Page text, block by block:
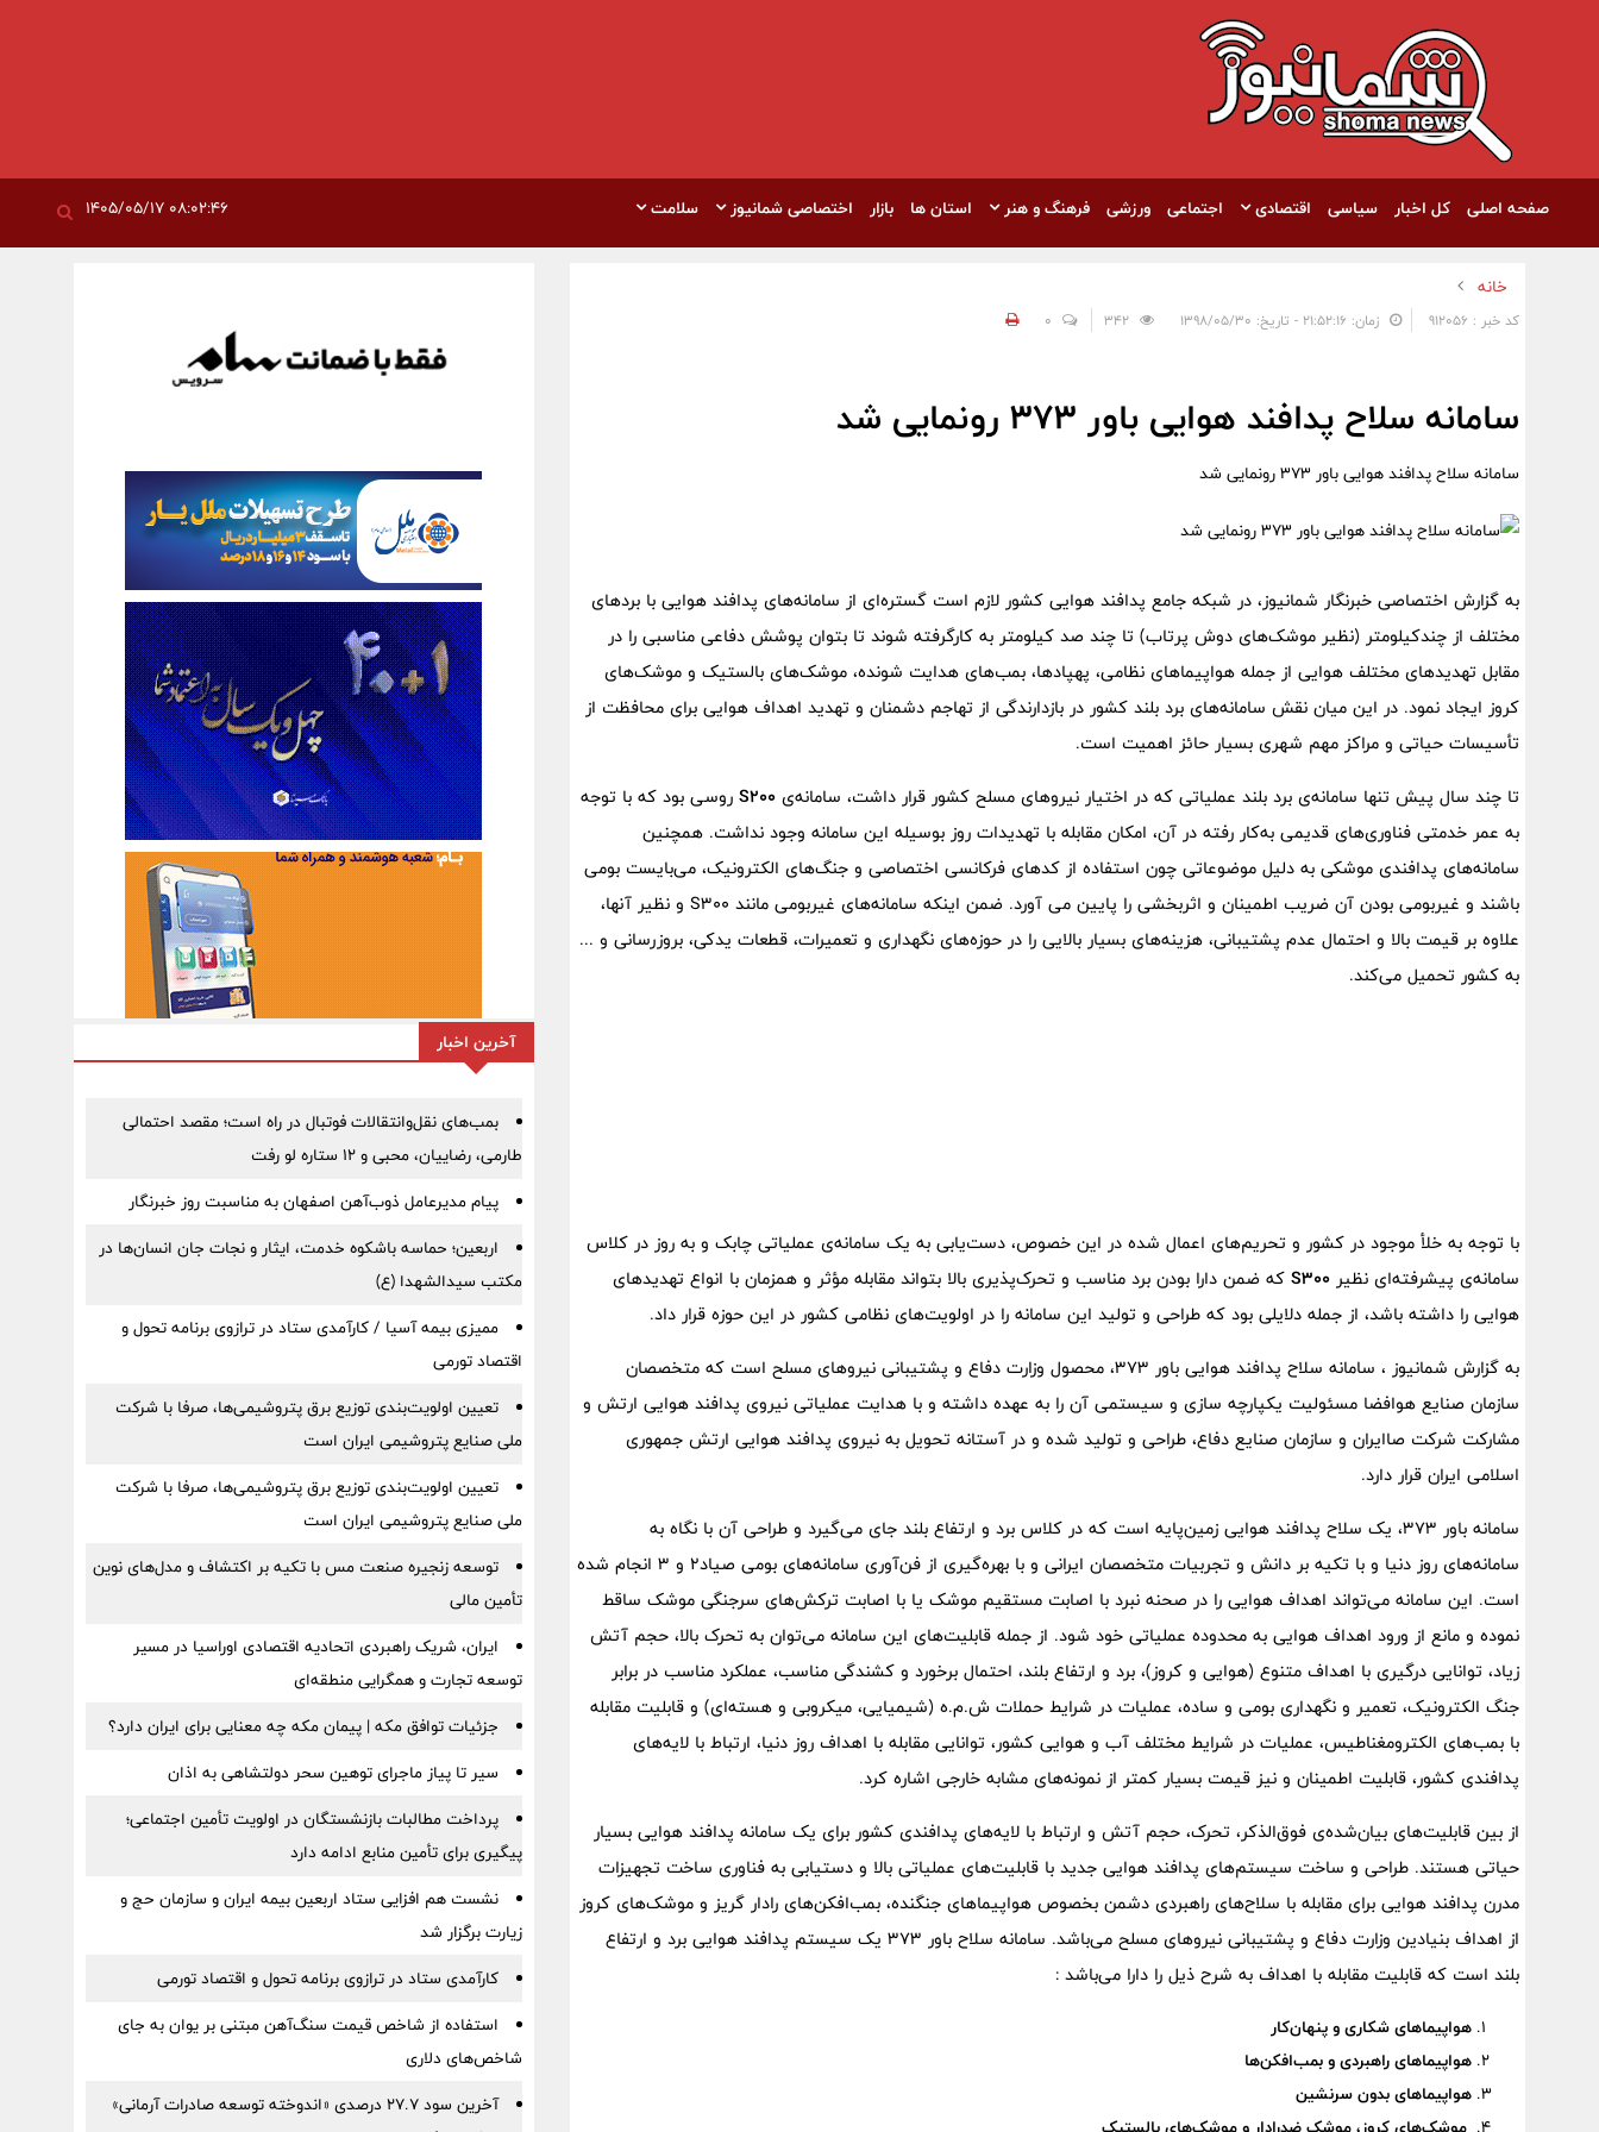
صفحه اصلی کل اخبار سیاسی اقتصادی اجتماعی ورزشی فرهنگ و هنر استان ها بازار اختصاصی شمانیوز سلامت
خانه
کد خبر : 912056 زمان: ۲۱:۵۲:۱۶ - تاریخ: ۱۳۹۸/۰۵/۳۰ 0
سامانه سلاح پدافند هوایی باور 373 رونمایی شد
سامانه سلاح پدافند هوایی باور 373 رونمایی شد
به گزارش اختصاصی خبرنگار شمانیوز، در شبکه جامع پدافند هوایی کشور لازم است گستره‌ای از سامانه‌های پدافند هوایی با بردهای
مختلف از چندکیلومتر (نظیر موشک‌های دوش پرتاب) تا چند صد کیلومتر به کارگرفته شوند تا بتوان پوشش دفاعی مناسبی را در
مقابل تهدیدهای مختلف هوایی از جمله هواپیماهای نظامی، پهپادها، بمب‌های هدایت شونده، موشک‌های بالستیک و موشک‌های
کروز ایجاد نمود. در این میان نقش سامانه‌های برد بلند کشور در بازدارندگی از تهاجم دشمنان و تهدید اهداف هوایی برای محافظت از
تأسیسات حیاتی و مراکز مهم شهری بسیار حائز اهمیت است.
تا چند سال پیش تنها سامانه‌ی برد بلند عملیاتی که در اختیار نیروهای مسلح کشور قرار داشت، سامانه‌ی S200 روسی بود که با توجه
به عمر خدمتی فناوری‌های قدیمی به‌کار رفته در آن، امکان مقابله با تهدیدات روز بوسیله این سامانه وجود نداشت. همچنین
سامانه‌های پدافندی موشکی به دلیل موضوعاتی چون استفاده از کدهای فرکانسی اختصاصی و جنگ‌های الکترونیک، می‌بایست بومی
باشند و غیربومی بودن آن ضریب اطمینان و اثربخشی را پایین می آورد. ضمن اینکه سامانه‌های غیربومی مانند S300 و نظیر آنها،
علاوه بر قیمت بالا و احتمال عدم پشتیبانی، هزینه‌های بسیار بالایی را در حوزه‌های نگهداری و تعمیرات، قطعات یدکی، بروزرسانی و ...
به کشور تحمیل می‌کند.
با توجه به خلأ موجود در کشور و تحریم‌های اعمال شده در این خصوص، دست‌یابی به یک سامانه‌ی عملیاتی چابک و به روز در کلاس
سامانه‌ی پیشرفته‌ای نظیر S300 که ضمن دارا بودن برد مناسب و تحرک‌پذیری بالا بتواند مقابله مؤثر و همزمان با انواع تهدیدهای
هوایی را داشته باشد، از جمله دلایلی بود که طراحی و تولید این سامانه را در اولویت‌های نظامی کشور در این حوزه قرار داد.
به گزارش شمانیوز ، سامانه سلاح پدافند هوایی باور 373، محصول وزارت دفاع و پشتیبانی نیروهای مسلح است که متخصصان
سازمان صنایع هوافضا مسئولیت یکپارچه سازی و سیستمی آن را به عهده داشته و با هدایت عملیاتی نیروی پدافند هوایی ارتش و
مشارکت شرکت صاایران و سازمان صنایع دفاع، طراحی و تولید شده و در آستانه تحویل به نیروی پدافند هوایی ارتش جمهوری
اسلامی ایران قرار دارد.
سامانه باور 373، یک سلاح پدافند هوایی زمین‌پایه است که در کلاس برد و ارتفاع بلند جای می‌گیرد و طراحی آن با نگاه به
سامانه‌های روز دنیا و با تکیه بر دانش و تجربیات متخصصان ایرانی و با بهره‌گیری از فن‌آوری‌ سامانه‌های بومی صیاد2 و 3 انجام شده
است. این سامانه می‌تواند اهداف هوایی را در صحنه نبرد با اصابت مستقیم موشک یا با اصابت ترکش‌های سرجنگی موشک ساقط
نموده و مانع از ورود اهداف هوایی به محدوده عملیاتی خود شود. از جمله قابلیت‌های این سامانه می‌توان به تحرک بالا، حجم آتش
زیاد، توانایی درگیری با اهداف متنوع (هوایی و کروز)، برد و ارتفاع بلند، احتمال برخورد و کشندگی مناسب، عملکرد مناسب در برابر
جنگ الکترونیک، تعمیر و نگهداری بومی و ساده، عملیات در شرایط حملات ش.م.ه (شیمیایی، میکروبی و هسته‌ای) و قابلیت مقابله
با بمب‌های الکترومغناطیس، عملیات در شرایط مختلف آب و هوایی کشور، توانایی مقابله با اهداف روز دنیا، ارتباط با لایه‌های
پدافندی کشور، قابلیت اطمینان و نیز قیمت بسیار کمتر از نمونه‌های مشابه خارجی اشاره کرد.
از بین قابلیت‌های بیان‌شده‌ی فوق‌الذکر، تحرک، حجم آتش و ارتباط با لایه‌های پدافندی کشور برای یک سامانه پدافند هوایی بسیار
حیاتی هستند. طراحی و ساخت سیستم‌های پدافند هوایی جدید با قابلیت‌های عملیاتی بالا و دستیابی به فناوری ساخت تجهیزات
مدرن پدافند هوایی برای مقابله با سلاح‌های راهبردی دشمن بخصوص هواپیماهای جنگنده، بمب‌افکن‌های رادار گریز و موشک‌های کروز
از اهداف بنیادین وزارت دفاع و پشتیبانی نیروهای مسلح می‌باشد. سامانه‌ سلاح باور 373 یک سیستم پدافند هوایی برد و ارتفاع
بلند است که قابلیت مقابله با اهداف به شرح ذیل را دارا می‌باشد :
هواپیماهای شکاری و پنهان‌کار
هواپیماهای راهبردی و بمب‌افکن‌ها
هواپیماهای بدون سرنشین
آخرین اخبار
بمب‌های نقل‌وانتقالات فوتبال در راه است؛ مقصد احتمالی
طارمی، رضاییان، محبی و ۱۲ ستاره لو رفت
پیام مدیرعامل ذوب‌آهن اصفهان به مناسبت روز خبرنگار
اربعین؛ حماسه باشکوه خدمت، ایثار و نجات جان انسان‌ها در
مکتب سیدالشهدا (ع)
ممیزی بیمه آسیا / کارآمدی ستاد در ترازوی برنامه تحول و
اقتصاد تورمی
تعیین اولویت‌بندی توزیع برق پتروشیمی‌ها، صرفا با شرکت
ملی صنایع پتروشیمی ایران است
تعیین اولویت‌بندی توزیع برق پتروشیمی‌ها، صرفا با شرکت
ملی صنایع پتروشیمی ایران است
توسعه زنجیره صنعت مس با تکیه بر اکتشاف و مدل‌های نوین
تأمین مالی
ایران، شریک راهبردی اتحادیه اقتصادی اوراسیا در مسیر
توسعه تجارت و همگرایی منطقه‌ای
جزئیات توافق مکه | پیمان مکه چه معنایی برای ایران دارد؟
سیر تا پیاز ماجرای توهین سحر دولتشاهی به اذان
پرداخت مطالبات بازنشستگان در اولویت تأمین اجتماعی؛
پیگیری برای تأمین منابع ادامه دارد
نشست هم افزایی ستاد اربعین بیمه ایران و سازمان حج و
زیارت برگزار شد
کارآمدی ستاد در ترازوی برنامه تحول و اقتصاد تورمی
استفاده از شاخص قیمت سنگ‌آهن مبتنی بر یوان به جای
شاخص‌های دلاری
آخرین سود ۲۷.۷ درصدی «اندوخته توسعه صادرات آرمانی»